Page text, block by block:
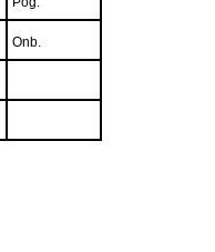
Onb.